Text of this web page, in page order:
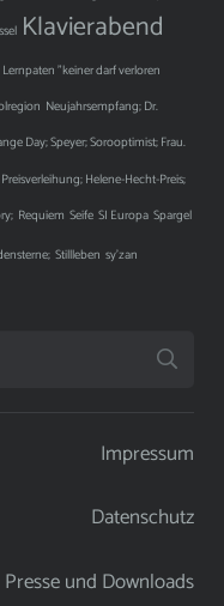
Klavierabend
Lernpaten "keiner darf verloren
Neujahrsempfang; Dr.
Day; Speyer; Sorooptimist; Frau.
Preisverleihung; Helene-Hecht-Preis;
Requiem Seife SI Europa Spargel
Stillleben sy'zan
Impressum
Datenschutz
Presse und Downloads